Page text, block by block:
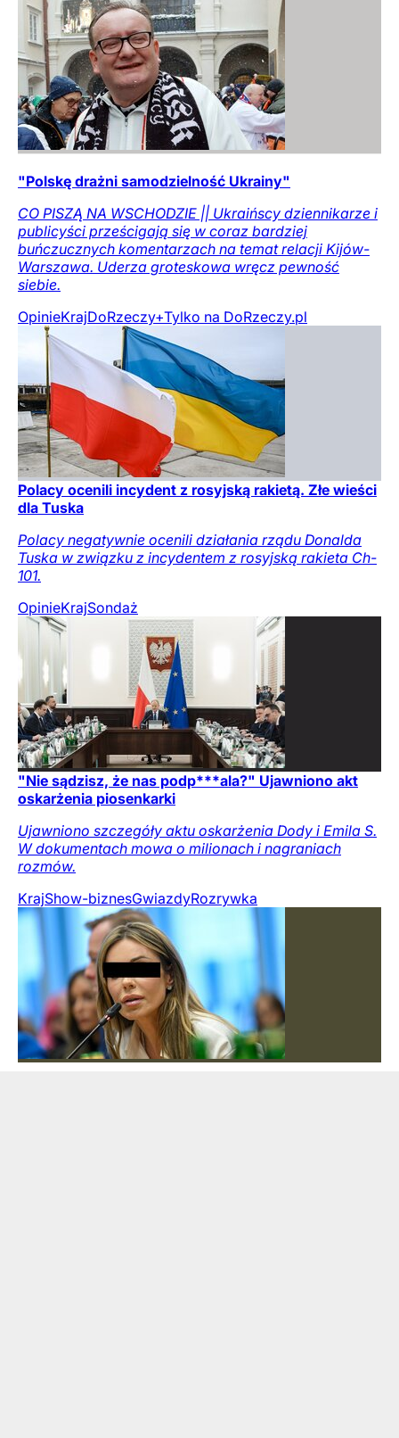
"Polskę drażni samodzielność Ukrainy"
CO PISZĄ NA WSCHODZIE || Ukraińscy dziennikarze i
publicyści prześcigają się w coraz bardziej
buńczucznych komentarzach na temat relacji Kijów-
Warszawa. Uderza groteskowa wręcz pewność
siebie.
OpinieKrajDoRzeczy+Tylko na DoRzeczy.pl
Polacy ocenili incydent z rosyjską rakietą. Złe wieści
dla Tuska
Polacy negatywnie ocenili działania rządu Donalda
Tuska w związku z incydentem z rosyjską rakieta Ch-
101.
OpinieKrajSondaż
"Nie sądzisz, że nas podp***ala?" Ujawniono akt
oskarżenia piosenkarki
Ujawniono szczegóły aktu oskarżenia Dody i Emila S.
W dokumentach mowa o milionach i nagraniach
rozmów.
KrajShow-biznesGwiazdyRozrywka